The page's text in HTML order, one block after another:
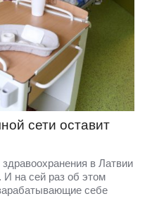
сети оставит
в Латвии
И на сей раз об этом
себе